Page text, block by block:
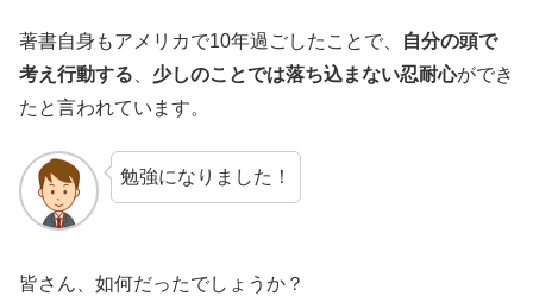
著書自身もアメリカで10年過ごしたことで、
自分の頭で
考え行動する
少しのことでは落ち込まない忍耐心ができ
たと言われています。
勉強になりました！
皆さん、如何だったでしょうか？